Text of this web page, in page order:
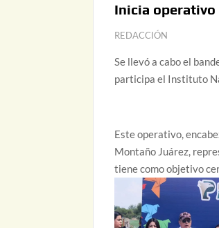
Inicia operativo
REDACCIÓN
Se llevó a cabo el
participa el Instituto
Este operativo,
Montaño Juárez,
tiene como objetivo